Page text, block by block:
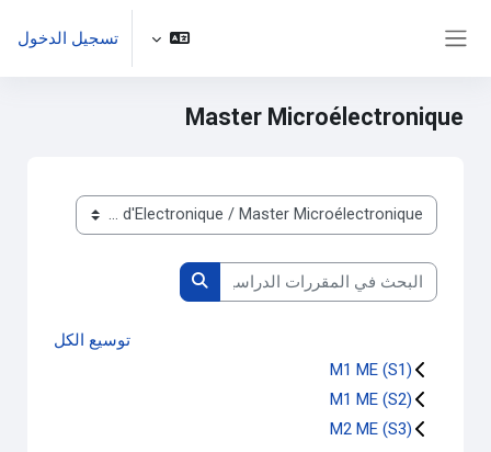
تسجيل الدخول
Master Microélectronique
تصنيفات المقررات
البحث في المقررات الدراسية
البحث في المقررات الدراسية
توسيع الكل
M1 ME (S1)
M1 ME (S2)
M2 ME (S3)